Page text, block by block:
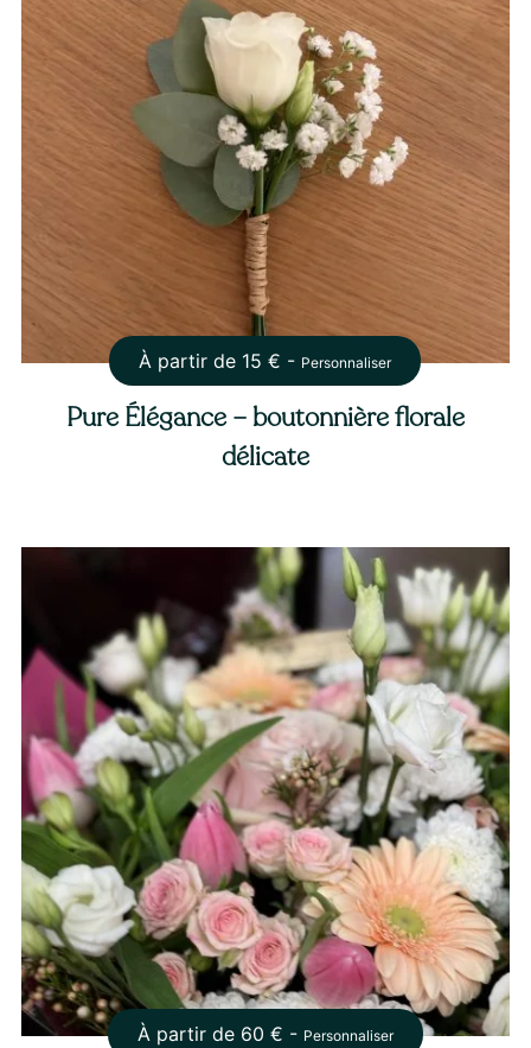
À partir de 15 € - Personnaliser
Pure Élégance – boutonnière florale
délicate
À partir de 60 € - Personnaliser